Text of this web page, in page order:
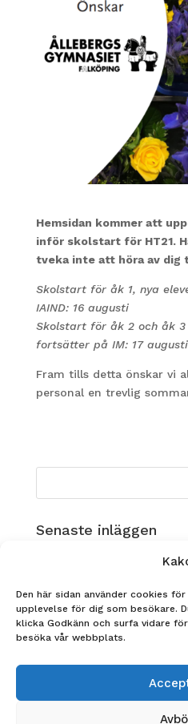
Den här sidan använder cookies
upplevelse för dig som besökare.
klicka Godkänn och surfa vidare
besöka vår webbplats.
Hemsidan kommer att
inför skolstart för HT21.
tveka inte att höra av dig
Skolstart för åk 1, nya
IAIND: 16 augusti
Skolstart för åk 2 och åk 3
fortsätter på IM: 17 augusti
Fram tills detta önskar vi
personal en trevlig
Senaste inläggen
Musikverksamhet på
Nadja Heldin, FS23 tävlar i
STUDENT 2026